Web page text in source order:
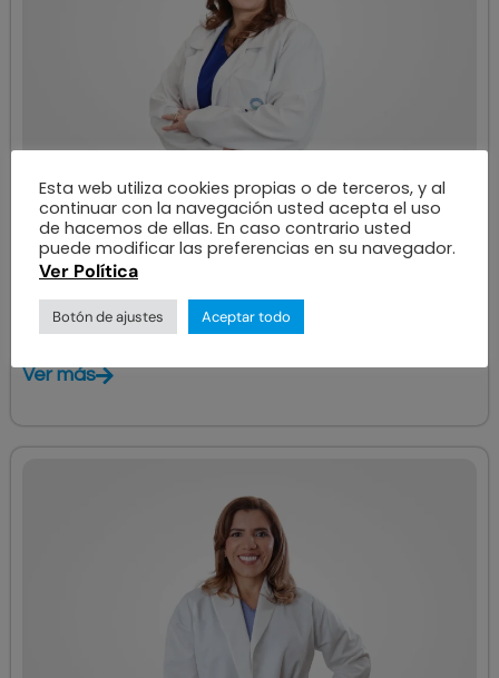
OFTALMÓLOGO
Nora Gómez
ÁREAS DE ESPECIALIZACIÓN
Glaucoma
Ver más
Esta web utiliza cookies propias o de terceros, y al
continuar con la navegación usted acepta el uso
de hacemos de ellas. En caso contrario usted
puede modificar las preferencias en su navegador.
Ver Política
Botón de ajustes Aceptar todo